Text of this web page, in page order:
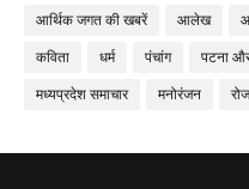
आर्थिक जगत की खबरें
आलेख
कविता
धर्म पंचांग पटना
मध्यप्रदेश समाचार
मनोरंजन